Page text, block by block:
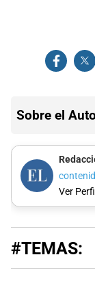
Sobre el
Ver Perfil
#TEMAS: